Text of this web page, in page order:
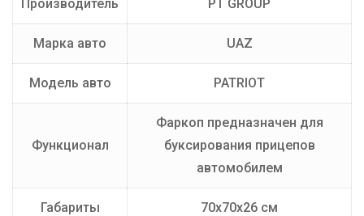
Производитель PT GROUP
Марка авто UAZ
Модель авто PATRIOT
Функционал
Фаркоп предназначен для
буксирования прицепов
автомобилем
Габариты 70х70х26 см